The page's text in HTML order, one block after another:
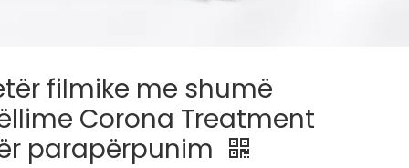
filmike me shumë
Corona Treatment
parapërpunim